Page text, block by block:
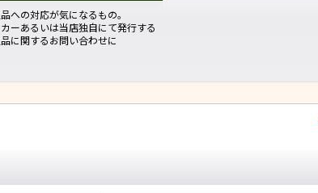
への対応が気になるもの。
ーあるいは当店独自にて発行する
に関するお問い合わせに